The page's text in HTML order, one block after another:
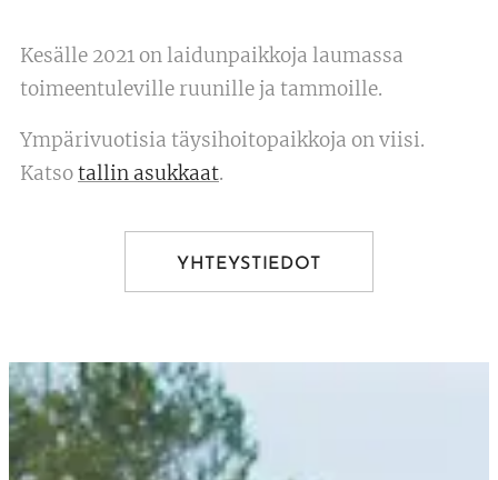
Kesälle 2021 on laidunpaikkoja laumassa
toimeentuleville ruunille ja tammoille.
Ympärivuotisia täysihoitopaikkoja on viisi.
Katsotallin asukkaat.
YHTEYSTIEDOT